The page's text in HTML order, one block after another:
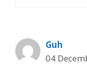
Guh
04